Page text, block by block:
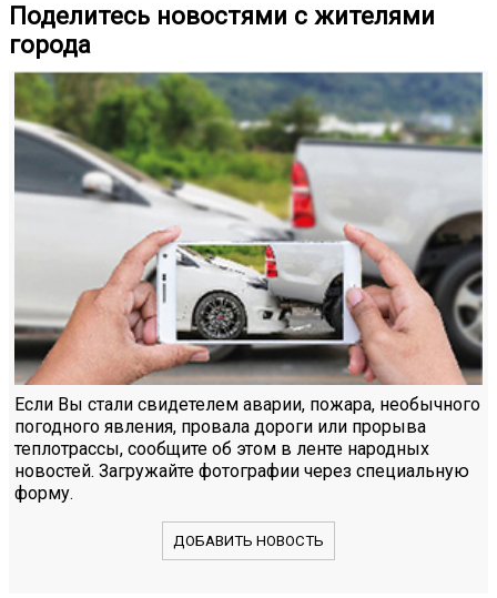
Поделитесь новостями с жителями
города
Если Вы стали свидетелем аварии, пожара, необычного
погодного явления, провала дороги или прорыва
теплотрассы, сообщите об этом в ленте народных
новостей. Загружайте фотографии через специальную
форму.
ДОБАВИТЬ НОВОСТЬ